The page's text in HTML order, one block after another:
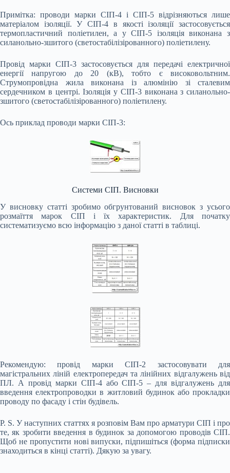
Примітка: проводи марки СІП-4 і СІП-5 відрізняються лише
матеріалом ізоляції. У СІП-4 в якості ізоляції застосовується
термопластичний поліетилен, а у СІП-5 ізоляція виконана з
силанольно-зшитого (светостабілізірованного) поліетилену.
Провід марки СІП-3 застосовується для передачі електричної
енергії напругою до 20 (кВ), тобто є високовольтним.
Струмопровідна жила виконана із алюмінію зі сталевим
сердечником в центрі. Ізоляція у СІП-3 виконана з силанольно-
зшитого (светостабілізірованного) поліетилену.
Ось приклад проводи марки СІП-3:
Системи СІП. Висновки
У висновку статті зробимо обгрунтований висновок з усього
розмаїття марок СІП і їх характеристик. Для початку
систематизуємо всю інформацію з даної статті в таблиці.
Рекомендую: провід марки СІП-2 застосовувати для
магістральних ліній електропередач та лінійних відгалужень від
ПЛ. А провід марки СІП-4 або СІП-5 – для відгалужень для
введення електропроводки в житловий будинок або прокладки
проводу по фасаду і стін будівель.
P. S. У наступних статтях я розповім Вам про арматури СІП і про
те, як зробити введення в будинок за допомогою проводів СІП.
Щоб не пропустити нові випуски, підпишіться (форма підписки
знаходиться в кінці статті). Дякую за увагу.